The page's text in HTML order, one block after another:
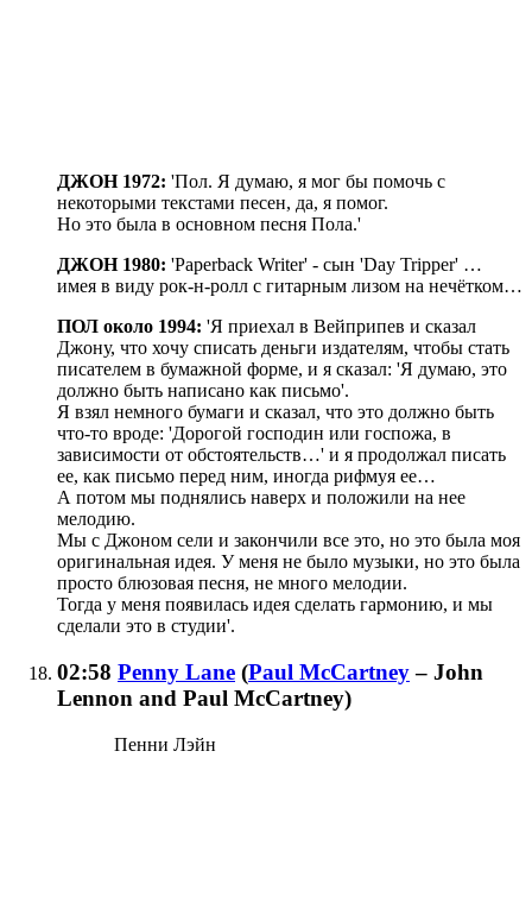
ДЖОН 1972: 'Пол. Я думаю, я мог бы помочь с
некоторыми текстами песен, да, я помог.
Но это была в основном песня Пола.'
ДЖОН 1980: 'Paperback Writer' - сын 'Day Tripper' …
имея в виду рок-н-ролл с гитарным лизом на нечётком…
ПОЛ около 1994: 'Я приехал в Вейприпев и сказал
Джону, что хочу списать деньги издателям, чтобы стать
писателем в бумажной форме, и я сказал: 'Я думаю, это
должно быть написано как письмо'.
Я взял немного бумаги и сказал, что это должно быть
что-то вроде: 'Дорогой господин или госпожа, в
зависимости от обстоятельств…' и я продолжал писать
ее, как письмо перед ним, иногда рифмуя ее…
А потом мы поднялись наверх и положили на нее
мелодию.
Мы с Джоном сели и закончили все это, но это была моя
оригинальная идея. У меня не было музыки, но это была
просто блюзовая песня, не много мелодии.
Тогда у меня появилась идея сделать гармонию, и мы
сделали это в студии'.
02:58 Penny Lane (Paul McCartney – John
Lennon and Paul McCartney)
Пенни Лэйн